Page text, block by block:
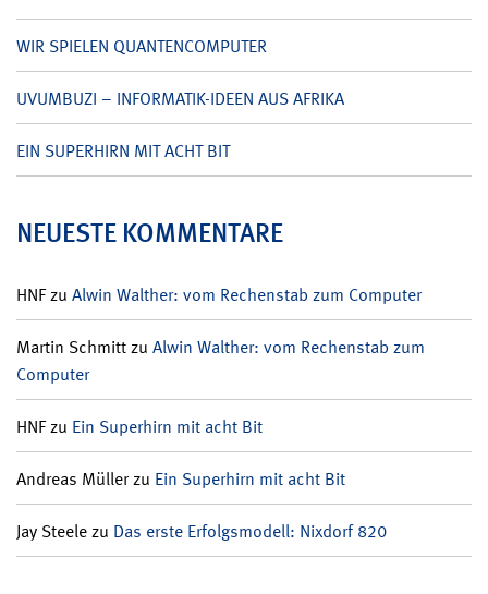
WIR SPIELEN QUANTENCOMPUTER
UVUMBUZI – INFORMATIK-IDEEN AUS AFRIKA
EIN SUPERHIRN MIT ACHT BIT
NEUESTE KOMMENTARE
HNFzu Alwin Walther: vom Rechenstab zum Computer
Martin Schmittzu Alwin Walther: vom Rechenstab zum
Computer
HNFzu Ein Superhirn mit acht Bit
Andreas Müllerzu Ein Superhirn mit acht Bit
Jay Steelezu Das erste Erfolgsmodell: Nixdorf 820